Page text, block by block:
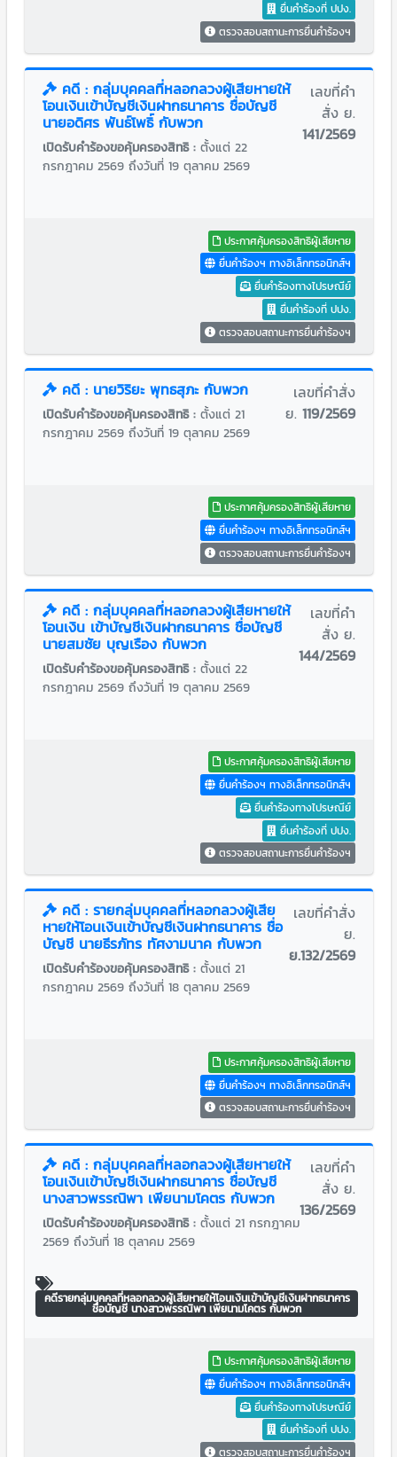
ยื่นคำร้องที่ ปปง.
ตรวจสอบสถานะการยื่นคำร้องฯ
คดี : กลุ่มบุคคลที่หลอกลวงผู้เสียหายให้
โอนเงินเข้าบัญชีเงินฝากธนาคาร ชื่อบัญชี
นายอดิศร พันธ์โพธิ์ กับพวก
เปิดรับคำร้องขอคุ้มครองสิทธิ : ตั้งแต่ 22
กรกฎาคม 2569 ถึงวันที่ 19 ตุลาคม 2569
เลขที่คำ
สั่ง ย.
141/2569
ประกาศคุ้มครองสิทธิผู้เสียหาย
ยื่นคำร้องฯ ทางอิเล็กทรอนิกส์ฯ
ยื่นคำร้องทางไปรษณีย์
ยื่นคำร้องที่ ปปง.
ตรวจสอบสถานะการยื่นคำร้องฯ
คดี : นายวิริยะ พุทธสุภะ กับพวก
เปิดรับคำร้องขอคุ้มครองสิทธิ : ตั้งแต่ 21
กรกฎาคม 2569 ถึงวันที่ 19 ตุลาคม 2569
เลขที่คำสั่ง
ย. 119/2569
ประกาศคุ้มครองสิทธิผู้เสียหาย
ยื่นคำร้องฯ ทางอิเล็กทรอนิกส์ฯ
ตรวจสอบสถานะการยื่นคำร้องฯ
คดี : กลุ่มบุคคลที่หลอกลวงผู้เสียหายให้
โอนเงิน เข้าบัญชีเงินฝากธนาคาร ชื่อบัญชี
นายสมชัย บุญเรือง กับพวก
เปิดรับคำร้องขอคุ้มครองสิทธิ : ตั้งแต่ 22
กรกฎาคม 2569 ถึงวันที่ 19 ตุลาคม 2569
เลขที่คำ
สั่ง ย.
144/2569
ประกาศคุ้มครองสิทธิผู้เสียหาย
ยื่นคำร้องฯ ทางอิเล็กทรอนิกส์ฯ
ยื่นคำร้องทางไปรษณีย์
ยื่นคำร้องที่ ปปง.
ตรวจสอบสถานะการยื่นคำร้องฯ
คดี : รายกลุ่มบุคคลที่หลอกลวงผู้เสีย
หายให้โอนเงินเข้าบัญชีเงินฝากธนาคาร ชื่อ
บัญชี นายธีรภัทร ทัศงามนาค กับพวก
เปิดรับคำร้องขอคุ้มครองสิทธิ : ตั้งแต่ 21
กรกฎาคม 2569 ถึงวันที่ 18 ตุลาคม 2569
เลขที่คำสั่ง
ย.
ย.132/2569
ประกาศคุ้มครองสิทธิผู้เสียหาย
ยื่นคำร้องฯ ทางอิเล็กทรอนิกส์ฯ
ตรวจสอบสถานะการยื่นคำร้องฯ
คดี : กลุ่มบุคคลที่หลอกลวงผู้เสียหายให้
โอนเงินเข้าบัญชีเงินฝากธนาคาร ชื่อบัญชี
นางสาวพรรณิพา เพียนามโคตร กับพวก
เปิดรับคำร้องขอคุ้มครองสิทธิ : ตั้งแต่ 21 กรกฎาคม
2569 ถึงวันที่ 18 ตุลาคม 2569
เลขที่คำ
สั่ง ย.
136/2569
คดีรายกลุ่มบุคคลที่หลอกลวงผู้เสียหายให้โอนเงินเข้าบัญชีเงินฝากธนาคาร
ชื่อบัญชี นางสาวพรรณิพา เพียนามโคตร กับพวก
ประกาศคุ้มครองสิทธิผู้เสียหาย
ยื่นคำร้องฯ ทางอิเล็กทรอนิกส์ฯ
ยื่นคำร้องทางไปรษณีย์
ยื่นคำร้องที่ ปปง.
ตรวจสอบสถานะการยื่นคำร้องฯ